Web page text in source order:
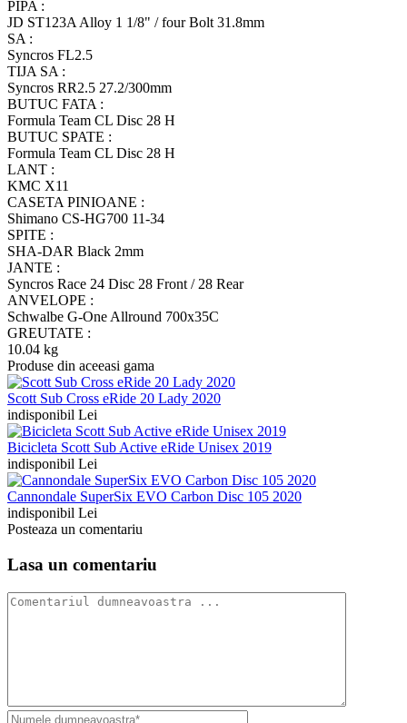
PIPA :
JD ST123A Alloy 1 1/8" / four Bolt 31.8mm
SA :
Syncros FL2.5
TIJA SA :
Syncros RR2.5 27.2/300mm
BUTUC FATA :
Formula Team CL Disc 28 H
BUTUC SPATE :
Formula Team CL Disc 28 H
LANT :
KMC X11
CASETA PINIOANE :
Shimano CS-HG700 11-34
SPITE :
SHA-DAR Black 2mm
JANTE :
Syncros Race 24 Disc 28 Front / 28 Rear
ANVELOPE :
Schwalbe G-One Allround 700x35C
GREUTATE :
10.04 kg
Produse din aceeasi gama
Scott Sub Cross eRide 20 Lady 2020
indisponibil Lei
Bicicleta Scott Sub Active eRide Unisex 2019
indisponibil Lei
Cannondale SuperSix EVO Carbon Disc 105 2020
indisponibil Lei
Posteaza un comentariu
Lasa un comentariu